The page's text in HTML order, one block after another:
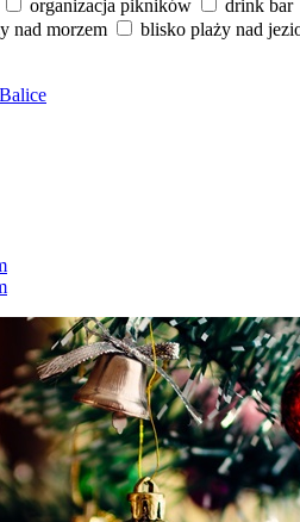
organizacja pikników drink bar
nad morzem blisko plaży nad